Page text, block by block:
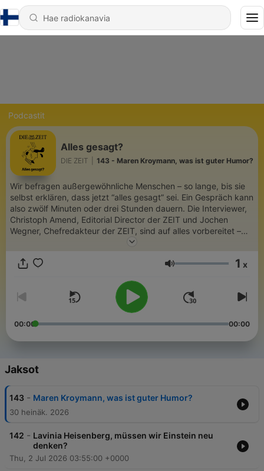
Podcastit
Alles gesagt?
DIE ZEIT 143 - Maren Kroymann, was ist guter Humor?
Wir befragen außergewöhnliche Menschen – so lange, bis sie
selbst erklären, dass jetzt “alles gesagt” sei. Ein Gespräch kann
also zwölf Minuten oder drei Stunden dauern. Die Interviewer,
Christoph Amend, Editorial Director der ZEIT und Jochen
Wegner, Chefredakteur der ZEIT, sind auf alles vorbereitet –
und haben hunderte Fragen und meistens auch ein paar Spiele
Podcast-Abo 4 Wochen gratis unter www.zeit.de/podcastabo
auf zeit.de noch einiges mehr zu entdecken. Jetzt 4 Wochen
kostenlos testen unter www.zeit.de/allesgesagt-abo
Äänenvoimakkuus
1 x
00:00 00:00
Jaksot
143 - Maren Kroymann, was ist guter Humor?
30 heinäk. 2026
142 - Lavinia Heisenberg, müssen wir Einstein neu
denken?
Thu, 2 Jul 2026 03:55:00 +0000